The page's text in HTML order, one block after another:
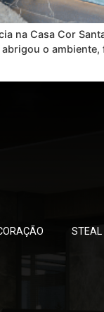
na Casa Cor
o
STEAL